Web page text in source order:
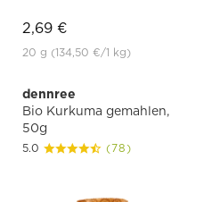
2,69 €
20 g (134,50 €/1 kg)
dennree
Bio Kurkuma gemahlen,
50g
5.0 (78)